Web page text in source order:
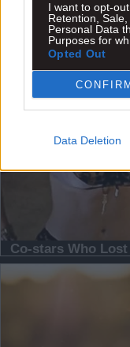
I want to opt-
Retention,
Personal Data
Purposes for
Opted Out
Data Deletion